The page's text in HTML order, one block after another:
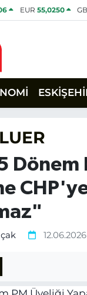
EUR 55,0250
12.06.2026